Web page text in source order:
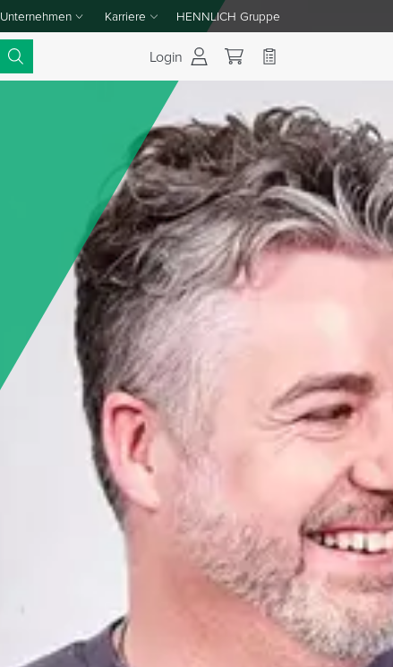
Unternehmen
Dropdown-Menü Unternehmen umschalten
Karriere
Dropdown-Menü Karriere umschalten
HENNLICH Gruppe
Login